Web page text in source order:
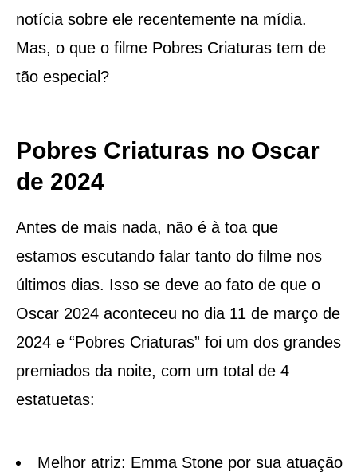
notícia sobre ele recentemente na mídia.
Mas, o que o filme Pobres Criaturas tem de
tão especial?
Pobres Criaturas no Oscar
de 2024
Antes de mais nada, não é à toa que
estamos escutando falar tanto do filme nos
últimos dias. Isso se deve ao fato de que o
Oscar 2024 aconteceu no dia 11 de março de
2024 e “Pobres Criaturas” foi um dos grandes
premiados da noite, com um total de 4
estatuetas:
Melhor atriz: Emma Stone por sua atuação